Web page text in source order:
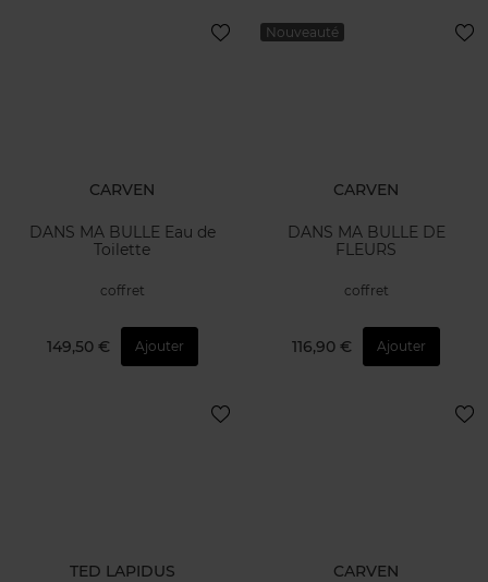
CARVEN
DANS MA BULLE Eau de
Toilette
coffret
149,50 € Ajouter
Nouveauté
CARVEN
DANS MA BULLE DE
FLEURS
coffret
116,90 € Ajouter
TED LAPIDUS CARVEN